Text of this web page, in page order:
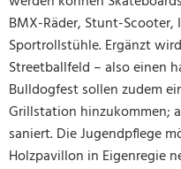
BMX-Räder, Stunt-
Sportrollstühle. Ergänzt
Streetballfeld – also einen
Bulldogfest sollen zudem
Grillstation hinzukommen;
saniert. Die Jugendpflege
Holzpavillon in Eigenregie